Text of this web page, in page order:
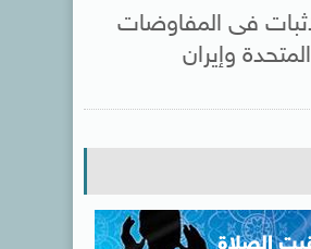
فى المفاوضات
وإيران